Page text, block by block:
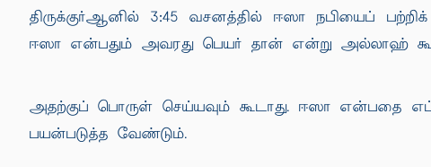
திருக்குர்ஆனில் 3:45 வசனத்தில் ஈஸா நபியைப்
ஈஸா என்பதும் அவரது பெயர் தான் என்று அல்லாஹ்
அதற்குப் பொருள் செய்யவும் கூடாது. ஈஸா என்பதை
பயன்படுத்த வேண்டும்.